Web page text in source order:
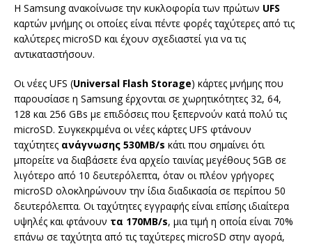
Η Samsung ανακοίνωσε την κυκλοφορία των πρώτων UFS
καρτών μνήμης οι οποίες είναι πέντε φορές ταχύτερες από τις
καλύτερες microSD και έχουν σχεδιαστεί για να τις
αντικαταστήσουν.
Οι νέες UFS (Universal Flash Storage) κάρτες μνήμης που
παρουσίασε η Samsung έρχονται σε χωρητικότητες 32, 64,
128 και 256 GBs με επιδόσεις που ξεπερνούν κατά πολύ τις
microSD. Συγκεκριμένα οι νέες κάρτες UFS φτάνουν
ταχύτητες ανάγνωσης 530MB/s κάτι που σημαίνει ότι
μπορείτε να διαβάσετε ένα αρχείο ταινίας μεγέθους 5GB σε
λιγότερο από 10 δευτερόλεπτα, όταν οι πλέον γρήγορες
microSD ολοκληρώνουν την ίδια διαδικασία σε περίπου 50
δευτερόλεπτα. Οι ταχύτητες εγγραφής είναι επίσης ιδιαίτερα
υψηλές και φτάνουν τα 170MB/s, μια τιμή η οποία είναι 70%
επάνω σε ταχύτητα από τις ταχύτερες microSD στην αγορά,